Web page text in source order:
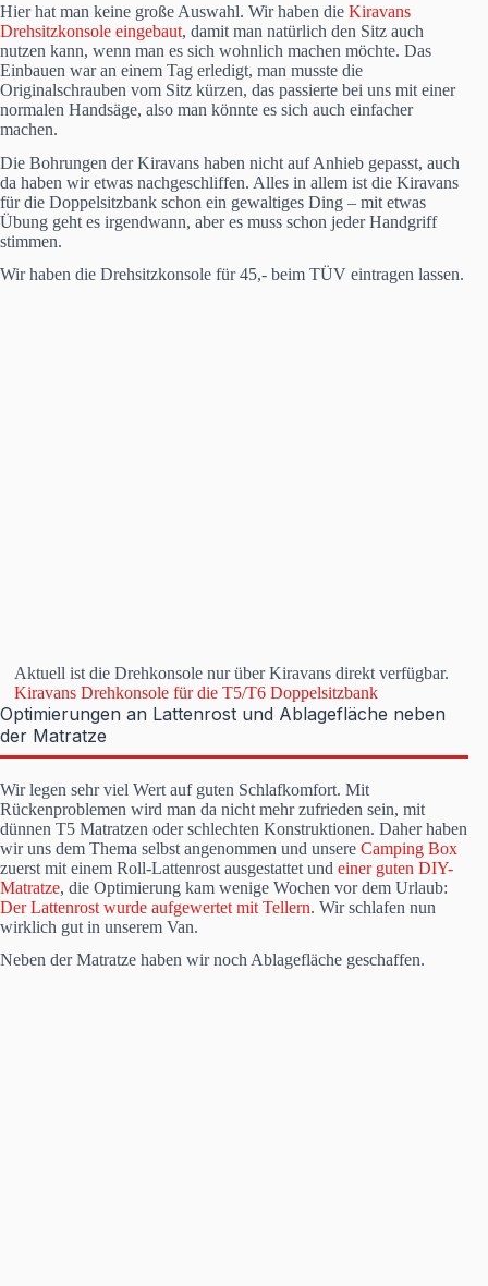
Hier hat man keine große Auswahl. Wir haben die Kiravans
Drehsitzkonsole eingebaut, damit man natürlich den Sitz auch
nutzen kann, wenn man es sich wohnlich machen möchte. Das
Einbauen war an einem Tag erledigt, man musste die
Originalschrauben vom Sitz kürzen, das passierte bei uns mit einer
normalen Handsäge, also man könnte es sich auch einfacher
machen.
Die Bohrungen der Kiravans haben nicht auf Anhieb gepasst, auch
da haben wir etwas nachgeschliffen. Alles in allem ist die Kiravans
für die Doppelsitzbank schon ein gewaltiges Ding – mit etwas
Übung geht es irgendwann, aber es muss schon jeder Handgriff
stimmen.
Wir haben die Drehsitzkonsole für 45,- beim TÜV eintragen lassen.
Aktuell ist die Drehkonsole nur über Kiravans direkt verfügbar.
Kiravans Drehkonsole für die T5/T6 Doppelsitzbank
Optimierungen an Lattenrost und Ablagefläche neben
der Matratze
Wir legen sehr viel Wert auf guten Schlafkomfort. Mit
Rückenproblemen wird man da nicht mehr zufrieden sein, mit
dünnen T5 Matratzen oder schlechten Konstruktionen. Daher haben
wir uns dem Thema selbst angenommen und unsere Camping Box
zuerst mit einem Roll-Lattenrost ausgestattet und einer guten DIY-
Matratze, die Optimierung kam wenige Wochen vor dem Urlaub:
Der Lattenrost wurde aufgewertet mit Tellern. Wir schlafen nun
wirklich gut in unserem Van.
Neben der Matratze haben wir noch Ablagefläche geschaffen.